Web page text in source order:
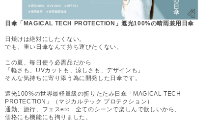
日傘「MAGICAL TECH PROTECTION」遮光100%の晴雨兼用日傘
日焼けは絶対にしたくない。
でも、重い日傘なんて持ち運びたくない。
この夏、毎日使う必需品だから
「軽さも、UVカットも、涼しさも、デザインも」
そんな気持ちに寄り添う為に開発した日傘です。
遮光100%の世界最軽量級の折りたたみ日傘「MAGICAL TECH
PROTECTION」（マジカルテック プロテクション）
通勤、旅行、フェスetc…全てのシーンで楽しんで欲しいから、
価格にも機能にも拘りました。